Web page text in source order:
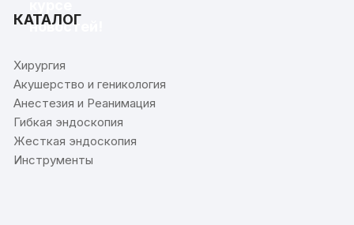
новостей!
КАТАЛОГ
Хирургия
Акушерство и геникология
Анестезия и Реанимация
Гибкая эндоскопия
Жесткая эндоскопия
Инструменты